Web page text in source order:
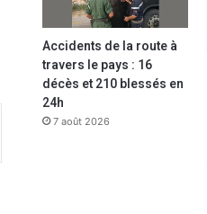
Accidents de la route à
travers le pays : 16
décès et 210 blessés en
24h
7 août 2026